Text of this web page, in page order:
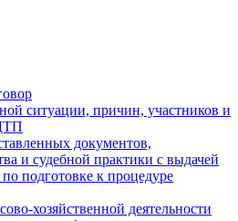
ситуации, причин, участников и
документов,
и судебной практики с выдачей
подготовке к процедуре
хозяйственной деятельности